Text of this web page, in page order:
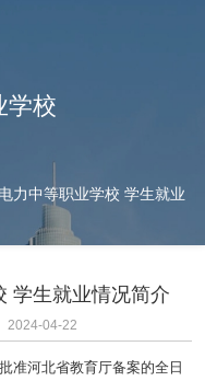
学校
力中等职业学校 学生就业
学生就业情况简介
2024-04-22
准河北省教育厅备案的全日